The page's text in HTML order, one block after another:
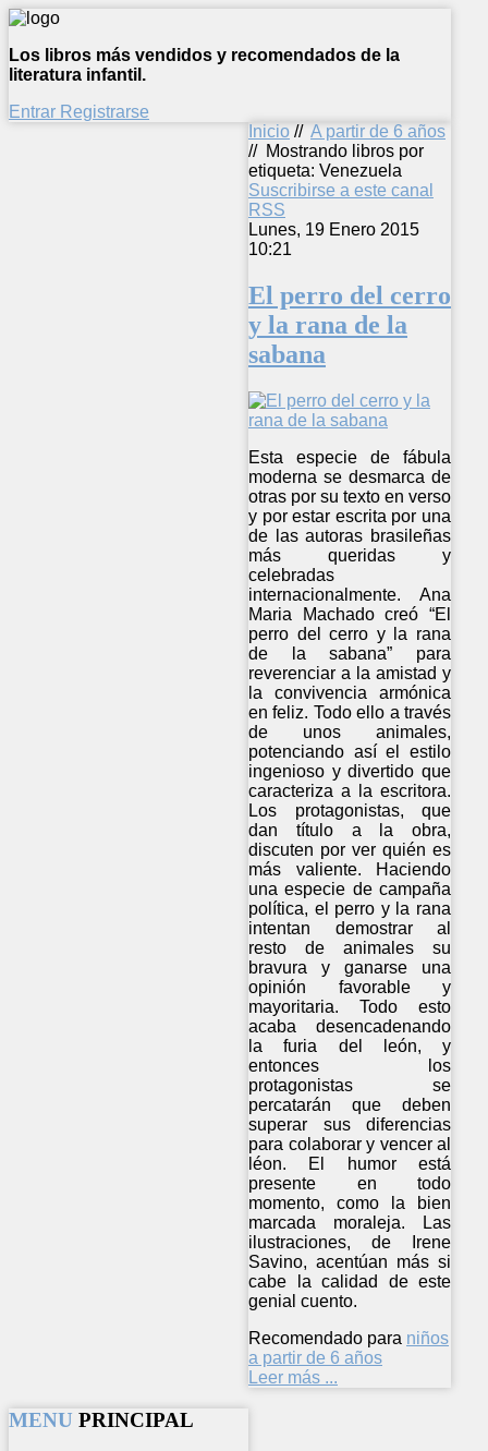
Los libros más vendidos y recomendados de la
literatura infantil.
Entrar Registrarse
Inicio // A partir de 6 años
// Mostrando libros por
etiqueta: Venezuela
Suscribirse a este canal
RSS
Lunes, 19 Enero 2015
10:21
El perro del cerro
y la rana de la
sabana
Esta especie de fábula
moderna se desmarca de
otras por su texto en verso
y por estar escrita por una
de las autoras brasileñas
más queridas y
celebradas
internacionalmente. Ana
Maria Machado creó “El
perro del cerro y la rana
de la sabana” para
reverenciar a la amistad y
la convivencia armónica
en feliz. Todo ello a través
de unos animales,
potenciando así el estilo
ingenioso y divertido que
caracteriza a la escritora.
Los protagonistas, que
dan título a la obra,
discuten por ver quién es
más valiente. Haciendo
una especie de campaña
política, el perro y la rana
intentan demostrar al
resto de animales su
bravura y ganarse una
opinión favorable y
mayoritaria. Todo esto
acaba desencadenando
la furia del león, y
entonces los
protagonistas se
percatarán que deben
superar sus diferencias
para colaborar y vencer al
léon. El humor está
presente en todo
momento, como la bien
marcada moraleja. Las
ilustraciones, de Irene
Savino, acentúan más si
cabe la calidad de este
genial cuento.
Recomendado para niños
a partir de 6 años
Leer más ...
MENU PRINCIPAL